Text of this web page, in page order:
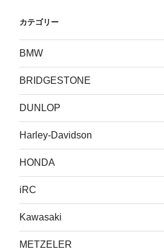
カテゴリー
BMW
BRIDGESTONE
DUNLOP
Harley-Davidson
HONDA
iRC
Kawasaki
METZELER